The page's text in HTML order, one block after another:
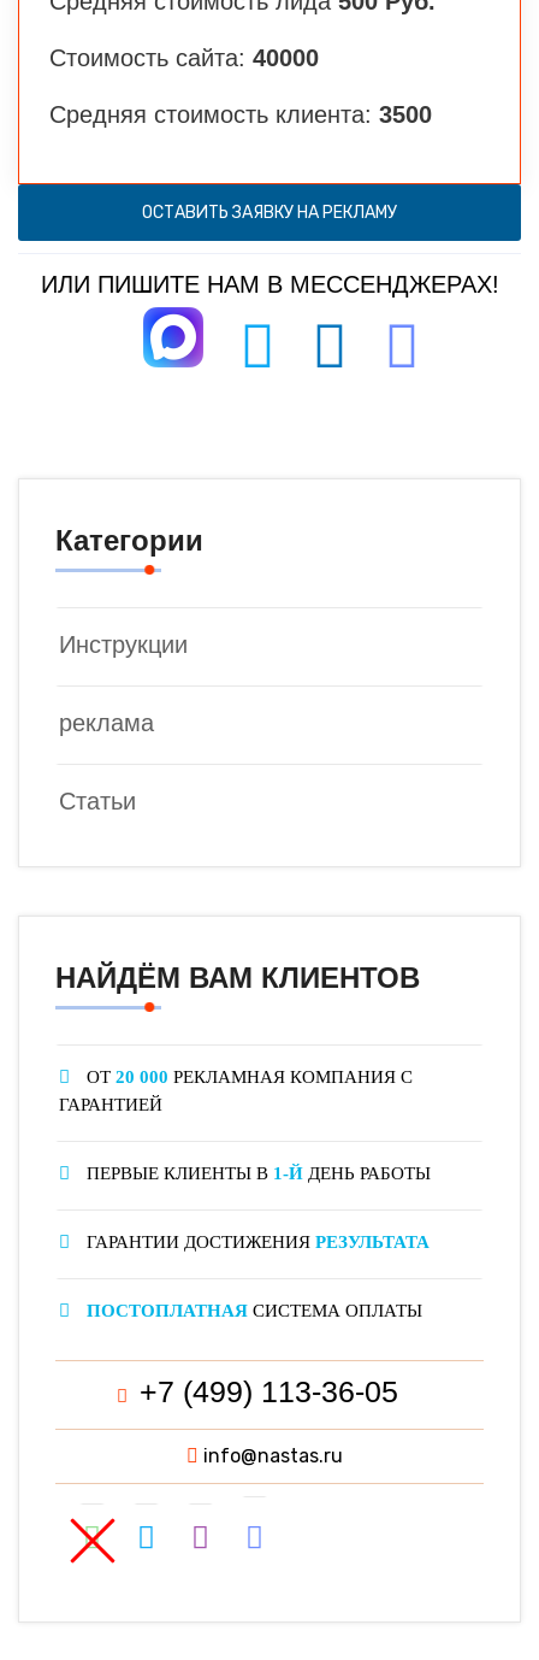
Стоимость сайта: 40000
Средняя стоимость клиента: 3500
ОСТАВИТЬ ЗАЯВКУ НА РЕКЛАМУ
ИЛИ ПИШИТЕ НАМ В МЕССЕНДЖЕРАХ!
Категории
Инструкции
реклама
Статьи
НАЙДЁМ ВАМ КЛИЕНТОВ
ОТ 20 000 РЕКЛАМНАЯ КОМПАНИЯ С
ГАРАНТИЕЙ
ПЕРВЫЕ КЛИЕНТЫ В 1-Й ДЕНЬ РАБОТЫ
ГАРАНТИИ ДОСТИЖЕНИЯ РЕЗУЛЬТАТА
ПОСТОПЛАТНАЯ СИСТЕМА ОПЛАТЫ
+7 (499) 113-36-05
info@nastas.ru